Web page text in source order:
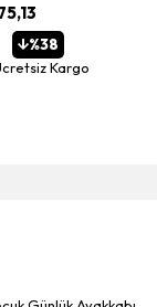
%38
Kargo